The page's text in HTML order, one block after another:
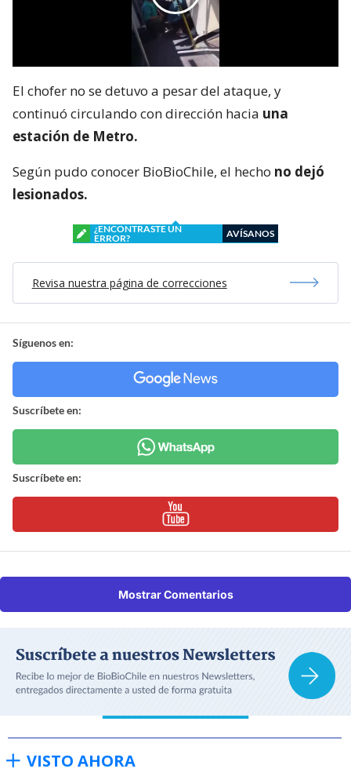
El chofer no se detuvo a pesar del ataque, y
continuó circulando con dirección hacia una
estación de Metro.
Según pudo conocer BioBioChile, el hecho no dejó
lesionados.
¿ENCONTRASTE UN
ERROR?
AVÍSANOS
Revisa nuestra página de correcciones
Síguenos en:
Suscríbete en:
Suscríbete en:
Mostrar Comentarios
VISTO AHORA